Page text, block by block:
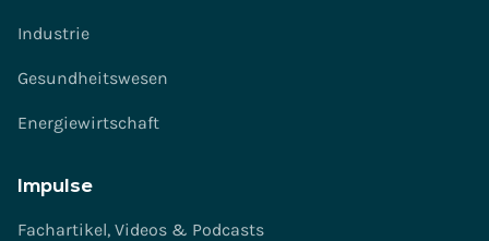
Industrie
Gesundheitswesen
Energiewirtschaft
Impulse
Fachartikel, Videos & Podcasts